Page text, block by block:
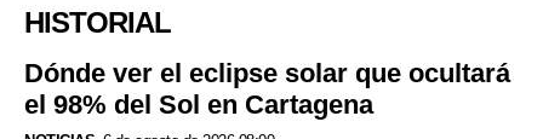
HISTORIAL
Dónde ver el eclipse solar que ocultará
el 98% del Sol en Cartagena